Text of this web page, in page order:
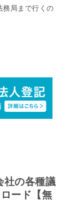
務局まで行くの
社の各種議
ード【無